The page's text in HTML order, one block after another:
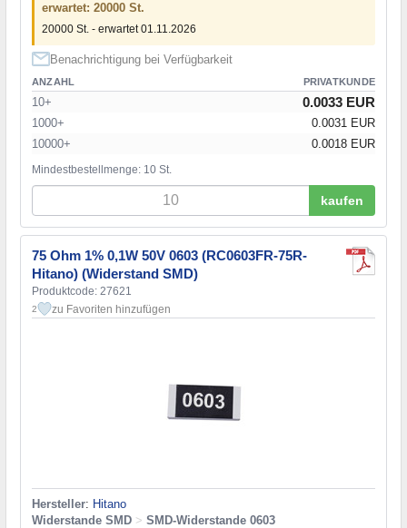
erwartet: 20000 St.
20000 St. - erwartet 01.11.2026
Benachrichtigung bei Verfügbarkeit
ANZAHL PRIVATKUNDE
10+ 0.0033 EUR
1000+
0.0031 EUR
10000+
0.0018 EUR
Mindestbestellmenge: 10 St.
kaufen
75 Ohm 1% 0,1W 50V 0603 (RC0603FR-75R-
Hitano) (Widerstand SMD)
Produktcode: 27621
2 zu Favoriten hinzufügen
Hersteller: Hitano
Widerstande SMD > SMD-Widerstande 0603